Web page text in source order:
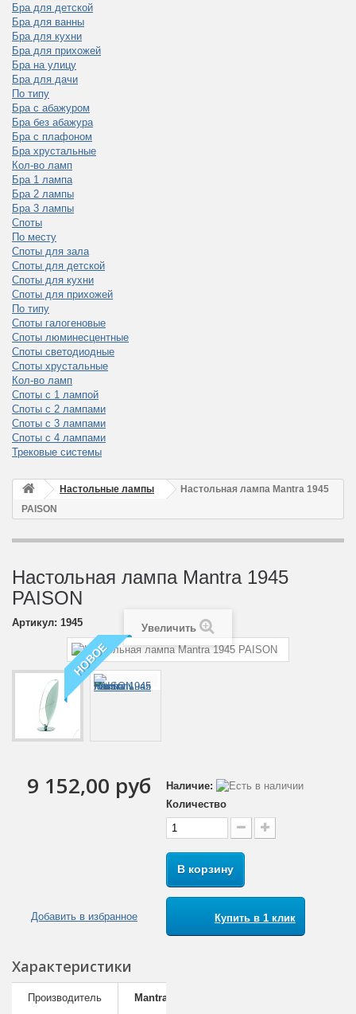
Бра для детской
Бра для ванны
Бра для кухни
Бра для прихожей
Бра на улицу
Бра для дачи
По типу
Бра с абажуром
Бра без абажура
Бра с плафоном
Бра хрустальные
Кол-во ламп
Бра 1 лампа
Бра 2 лампы
Бра 3 лампы
Споты
По месту
Споты для зала
Споты для детской
Споты для кухни
Споты для прихожей
По типу
Споты галогеновые
Споты люминесцентные
Споты светодиодные
Споты хрустальные
Кол-во ламп
Споты с 1 лампой
Споты с 2 лампами
Споты с 3 лампами
Споты с 4 лампами
Трековые системы
Настольные лампы
Настольная лампа Mantra 1945
PAISON
Настольная лампа Mantra 1945
PAISON
Артикул: 1945
НОВОЕ
Увеличить
9 152,00 руб
Добавить в избранное
Наличие:
Количество
В корзину
Купить в 1 клик
Характеристики
Производитель Mantra (Испания)